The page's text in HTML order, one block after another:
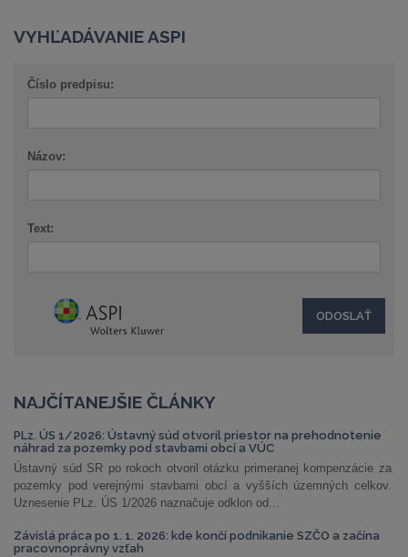
VYHĽADÁVANIE ASPI
Číslo predpisu:
Názov:
Text:
NAJČÍTANEJŠIE ČLÁNKY
PLz. ÚS 1/2026: Ústavný súd otvoril priestor na prehodnotenie
náhrad za pozemky pod stavbami obcí a VÚC
Ústavný súd SR po rokoch otvoril otázku primeranej kompenzácie za
pozemky pod verejnými stavbami obcí a vyšších územných celkov.
Uznesenie PLz. ÚS 1/2026 naznačuje odklon od...
Závislá práca po 1. 1. 2026: kde končí podnikanie SZČO a začína
pracovnoprávny vzťah